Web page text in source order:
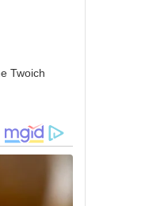
Twoich